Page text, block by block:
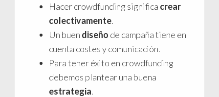
Hacer crowdfunding significa crear
colectivamente.
Un buen diseño de campaña tiene en
cuenta costes y comunicación.
Para tener éxito en crowdfunding
debemos plantear una buena
estrategia.